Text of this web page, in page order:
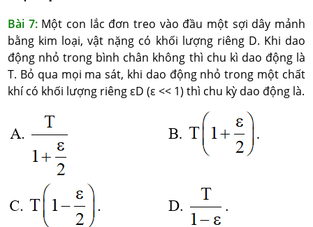
Bài 7: Một con lắc đơn treo vào đầu một sợi dây mảnh
bằng kim loại, vật nặng có khối lượng riêng D. Khi dao
động nhỏ trong bình chân không thì chu kì dao động là
T. Bỏ qua mọi ma sát, khi dao động nhỏ trong một chất
khí có khối lượng riêng εD (ε << 1) thì chu kỳ dao động là.